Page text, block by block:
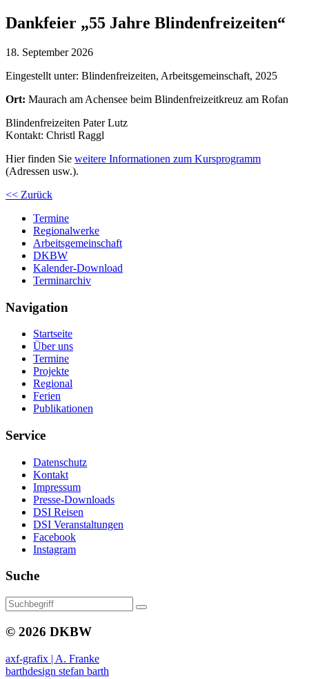
Dankfeier „55 Jahre Blindenfreizeiten“
18. September 2026
Eingestellt unter: Blindenfreizeiten, Arbeitsgemeinschaft, 2025
Ort: Maurach am Achensee beim Blindenfreizeitkreuz am Rofan
Blindenfreizeiten Pater Lutz
Kontakt: Christl Raggl
Hier finden Sie weitere Informationen zum Kursprogramm
(Adressen usw.).
<< Zurück
Termine
Regionalwerke
Arbeitsgemeinschaft
DKBW
Kalender-Download
Terminarchiv
Navigation
Startseite
Über uns
Termine
Projekte
Regional
Ferien
Publikationen
Service
Datenschutz
Kontakt
Impressum
Presse-Downloads
DSI Reisen
DSI Veranstaltungen
Facebook
Instagram
Suche
© 2026 DKBW
axf-grafix | A. Franke
barthdesign stefan barth